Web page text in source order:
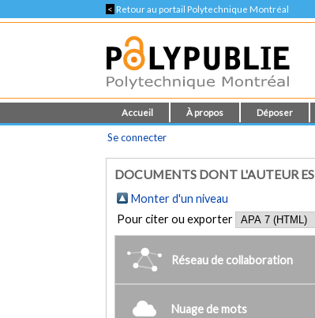
< Retour au portail Polytechnique Montréal
Accueil À propos Déposer
Se connecter
DOCUMENTS DONT L'AUTEUR
Monter d'un niveau
Pour citer ou exporter
Réseau de collaboration
Nuage de mots